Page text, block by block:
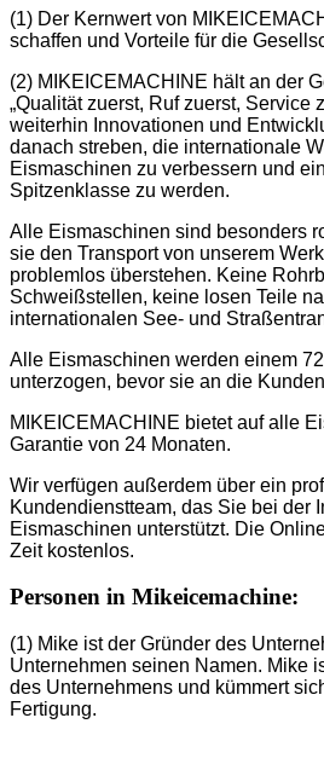
(1) Der Kernwert von
schaffen und Vorteile für die
(2) MIKEICEMACHINE hält an der
„Qualität zuerst, Ruf zuerst, Service
weiterhin Innovationen und
danach streben, die internationale
Eismaschinen zu verbessern und
Spitzenklasse zu werden.
Alle Eismaschinen sind besonders
sie den Transport von unserem
problemlos überstehen. Keine
Schweißstellen, keine losen Teile
internationalen See- und
Alle Eismaschinen werden einem
unterzogen, bevor sie an die
MIKEICEMACHINE bietet auf alle
Garantie von 24 Monaten.
Wir verfügen außerdem über ein
Kundendienstteam, das Sie bei der
Eismaschinen unterstützt. Die
Zeit kostenlos.
Personen in Mikeicemachine:
(1) Mike ist der Gründer des
Unternehmen seinen Namen. Mike
des Unternehmens und kümmert
Fertigung.